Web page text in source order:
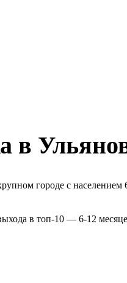
в
городе с населением
в топ-10 — 6-12